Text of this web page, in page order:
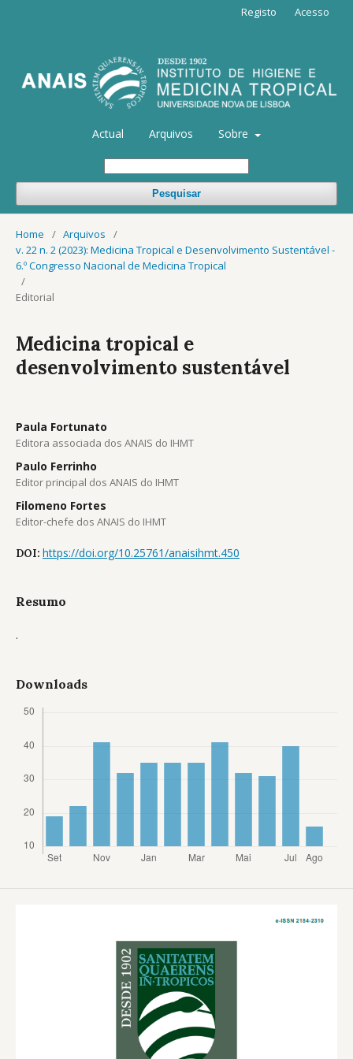
Actual Arquivos Sobre
Pesquisar
Registo Acesso
Home / Arquivos
/
v. 22 n. 2 (2023): Medicina Tropical e Desenvolvimento Sustentável -
6.º Congresso Nacional de Medicina Tropical
/
Editorial
Medicina tropical e
desenvolvimento sustentável
Paula Fortunato
Editora associada dos ANAIS do IHMT
Paulo Ferrinho
Editor principal dos ANAIS do IHMT
Filomeno Fortes
Editor-chefe dos ANAIS do IHMT
DOI: https://doi.org/10.25761/anaisihmt.450
Resumo
.
Downloads